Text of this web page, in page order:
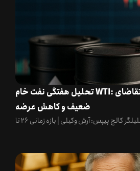
تحلیل هفتگی نفت خام WTI: کشمکش میان تقاضای
ضعیف و کاهش عرضه